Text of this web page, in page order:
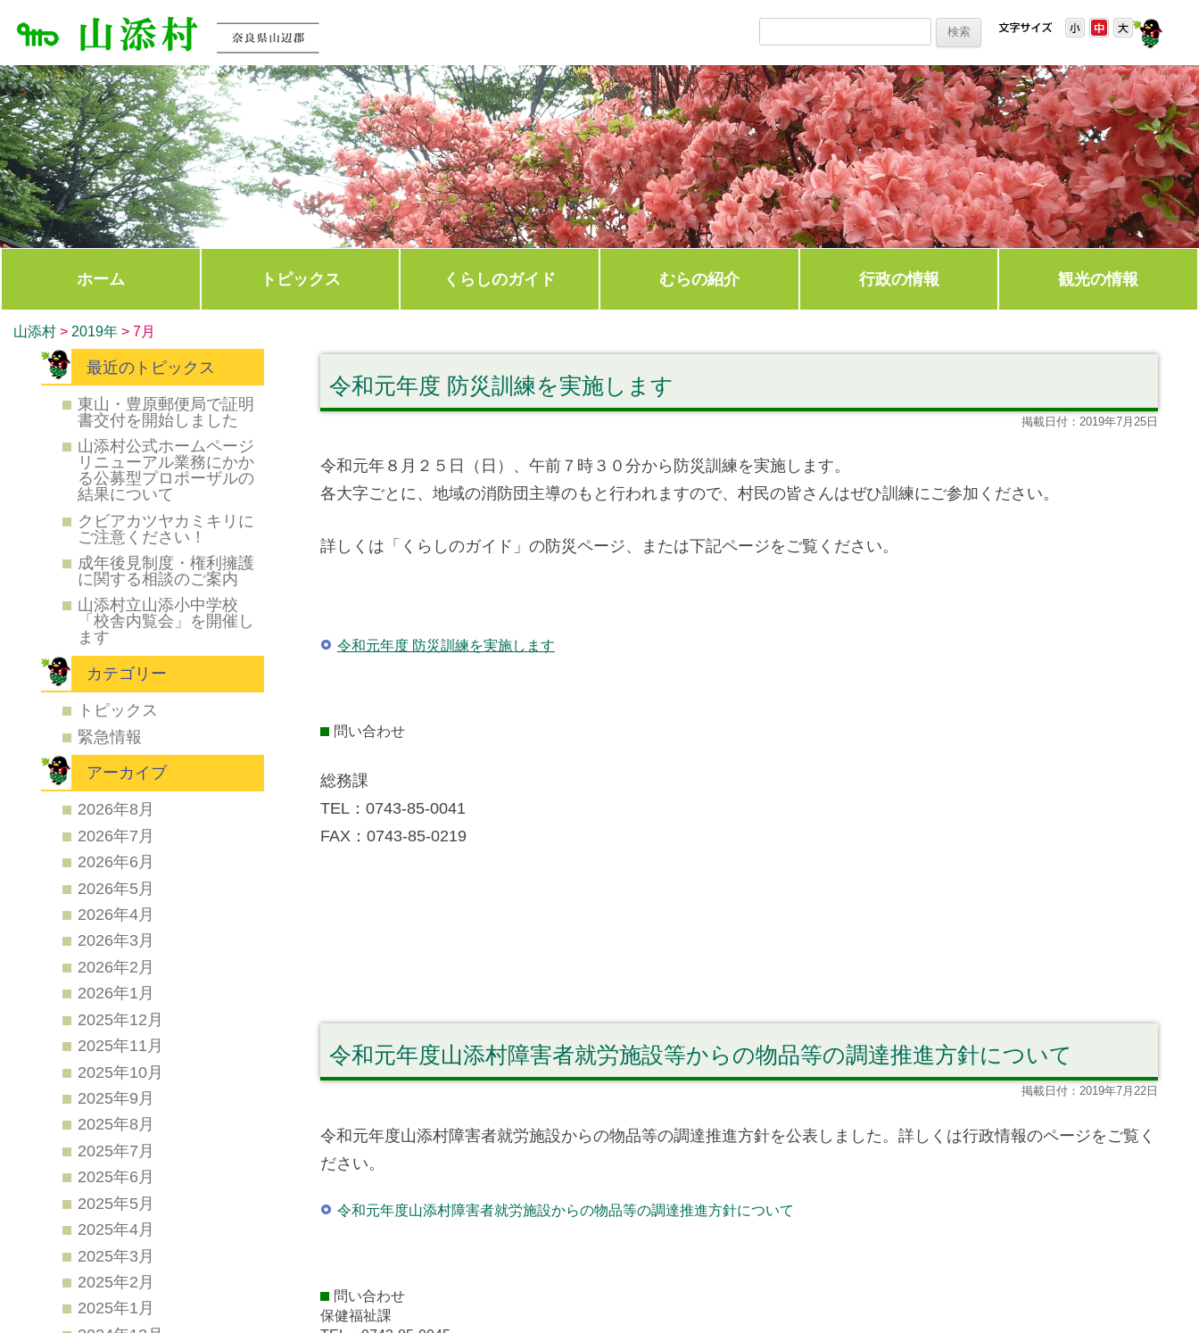
ホーム トピックス くらしのガイド むらの紹介 行政の情報 観光の情報
山添村 > 2019年 > 7月
令和元年度 防災訓練を実施します
掲載日付：2019年7月25日
令和元年８月２５日（日）、午前７時３０分から防災訓練を実施します。
各大字ごとに、地域の消防団主導のもと行われますので、村民の皆さんはぜひ訓練にご参加ください。
詳しくは「くらしのガイド」の防災ページ、または下記ページをご覧ください。
令和元年度 防災訓練を実施します
問い合わせ
総務課
TEL：0743-85‐0041
FAX：0743-85‐0219
令和元年度山添村障害者就労施設等からの物品等の調達推進方針について
掲載日付：2019年7月22日
令和元年度山添村障害者就労施設からの物品等の調達推進方針を公表しました。詳しくは行政情報のページをご覧く
ださい。
令和元年度山添村障害者就労施設からの物品等の調達推進方針について
問い合わせ
保健福祉課
最近のトピックス
東山・豊原郵便局で証明
書交付を開始しました
山添村公式ホームページ
リニューアル業務にかか
る公募型プロポーザルの
結果について
クビアカツヤカミキリに
ご注意ください！
成年後見制度・権利擁護
に関する相談のご案内
山添村立山添小中学校
「校舎内覧会」を開催し
ます
カテゴリー
トピックス
緊急情報
アーカイブ
2026年8月
2026年7月
2026年6月
2026年5月
2026年4月
2026年3月
2026年2月
2026年1月
2025年12月
2025年11月
2025年10月
2025年9月
2025年8月
2025年7月
2025年6月
2025年5月
2025年4月
2025年3月
2025年2月
2025年1月